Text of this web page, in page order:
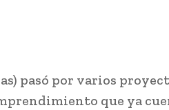
pasó por varios
que ya